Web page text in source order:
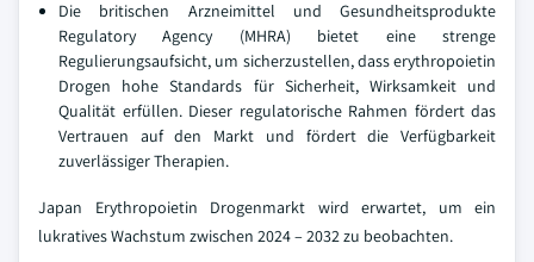
Die britischen Arzneimittel und Gesundheitsprodukte
Regulatory Agency (MHRA) bietet eine strenge
Regulierungsaufsicht, um sicherzustellen, dass erythropoietin
Drogen hohe Standards für Sicherheit, Wirksamkeit und
Qualität erfüllen. Dieser regulatorische Rahmen fördert das
Vertrauen auf den Markt und fördert die Verfügbarkeit
zuverlässiger Therapien.
Japan Erythropoietin Drogenmarkt wird erwartet, um ein
lukratives Wachstum zwischen 2024 – 2032 zu beobachten.